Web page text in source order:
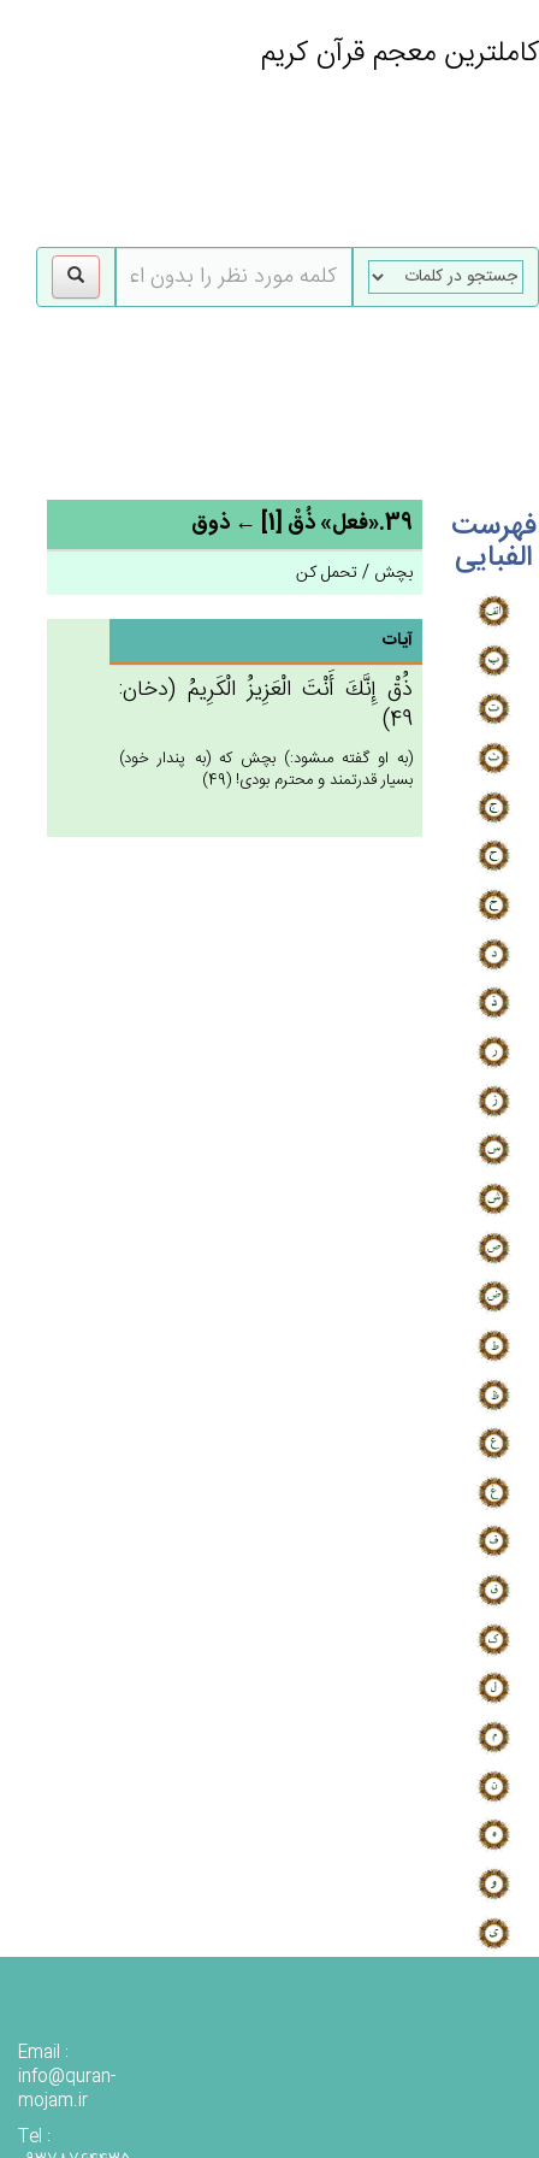
کاملترین معجم قرآن کریم
فهرست
الفبایی
39.«فعل» ذُق‌ْ [1] ← ذوق
بچش / تحمل کن
آیات
ذُق‌ْ إِنَّك‌َ أَنْت‌َ الْعَزِيزُ الْكَرِيم‌ُ (دخان:
49)
(به او گفته مى‏شود:) بچش كه (به پندار خود)
بسيار قدرتمند و محترم بودى! (49)
Email :
info@quran-
mojam.ir
Tel :